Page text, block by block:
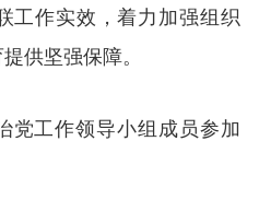
工作实效，着力加强组织
供坚强保障。
党工作领导小组成员参加